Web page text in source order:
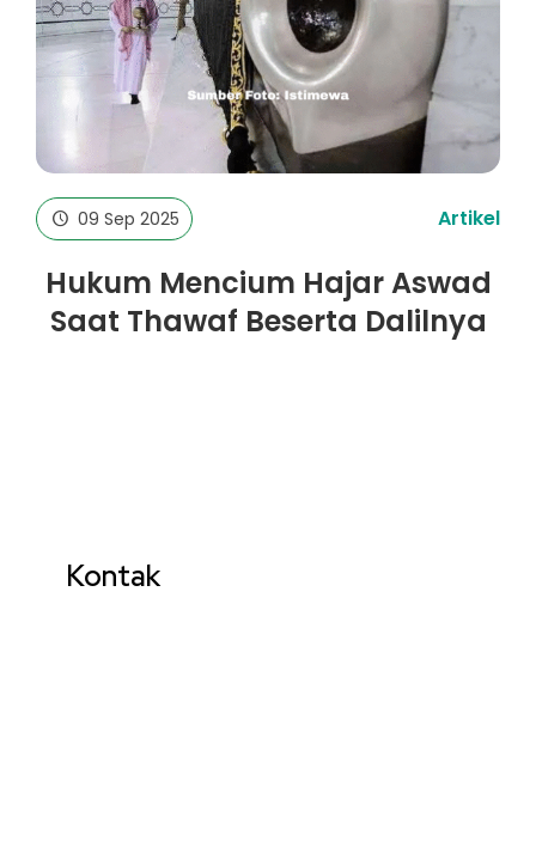
09 Sep 2025 Artikel
Hukum Mencium Hajar Aswad
Saat Thawaf Beserta Dalilnya
Kontak